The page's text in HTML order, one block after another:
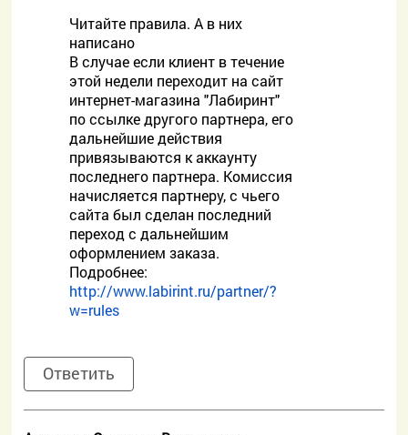
Читайте правила. А в них
написано
В случае если клиент в течение
этой недели переходит на сайт
интернет-магазина "Лабиринт"
по ссылке другого партнера, его
дальнейшие действия
привязываются к аккаунту
последнего партнера. Комиссия
начисляется партнеру, с чьего
сайта был сделан последний
переход с дальнейшим
оформлением заказа.
Подробнее:
http://www.labirint.ru/partner/?
w=rules
Ответить